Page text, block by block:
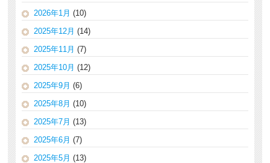
2026年1月 (10)
2025年12月 (14)
2025年11月 (7)
2025年10月 (12)
2025年9月 (6)
2025年8月 (10)
2025年7月 (13)
2025年6月 (7)
2025年5月 (13)